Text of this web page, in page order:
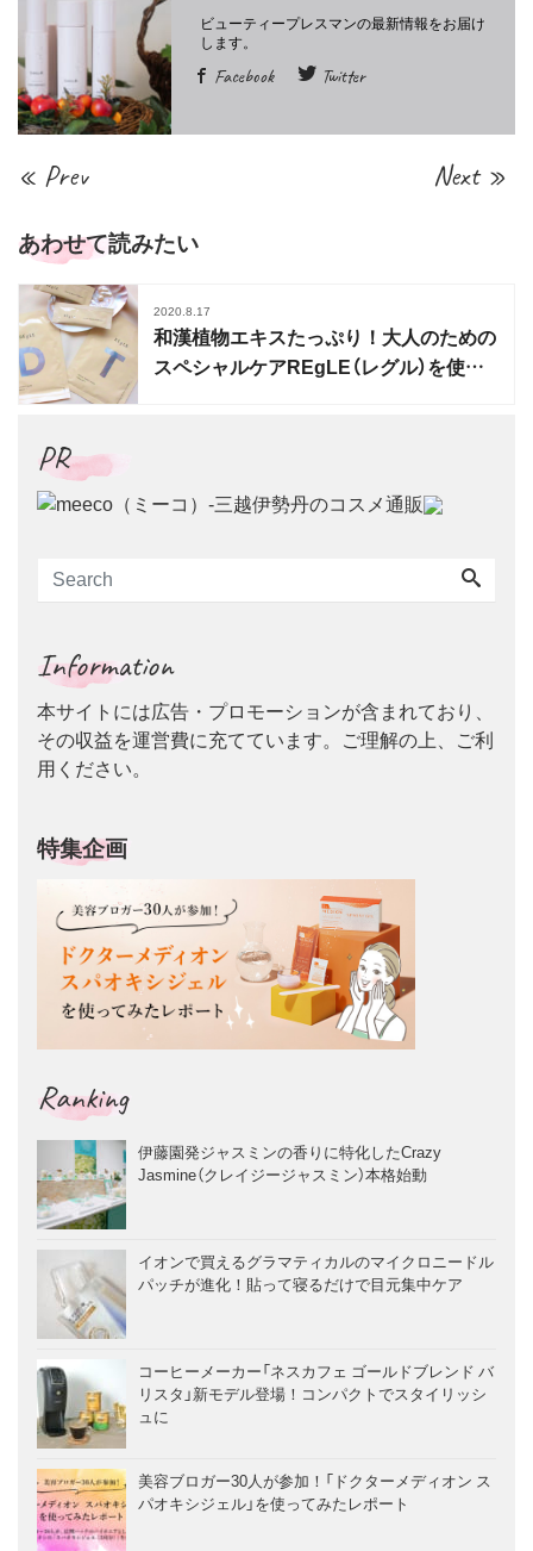
Facebook Twitter
« Prev Next »
あわせて読みたい
2020.8.17
和漢植物エキスたっぷり！大人のための
スペシャルケアREgLE（レグル）を使っ
PR
Information
本サイトには広告・プロモーションが含まれており、
その収益を運営費に充てています。ご理解の上、ご利
用ください。
特集企画
Ranking
伊藤園発ジャスミンの香りに特化したCrazy
Jasmine（クレイジージャスミン）本格始動
イオンで買えるグラマティカルのマイクロニードル
パッチが進化！貼って寝るだけで目元集中ケア
コーヒーメーカー「ネスカフェ ゴールドブレンド バ
リスタ」新モデル登場！コンパクトでスタイリッシ
ュに
美容ブロガー30人が参加！「ドクターメディオン ス
パオキシジェル」を使ってみたレポート